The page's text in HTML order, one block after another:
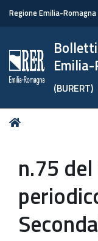
Regione Emilia-Romagna
(BURERT)
Tu
n.75